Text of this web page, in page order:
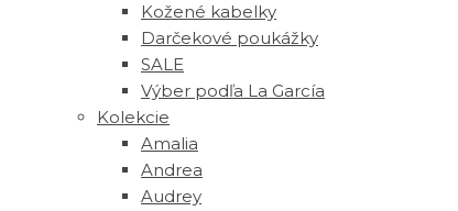
Kožené kabelky
Darčekové poukážky
SALE
Výber podľa La García
Kolekcie
Amalia
Andrea
Audrey